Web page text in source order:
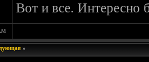
Вот и все. Интересно
»